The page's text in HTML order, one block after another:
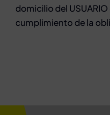
domicilio del
cumplimiento de la